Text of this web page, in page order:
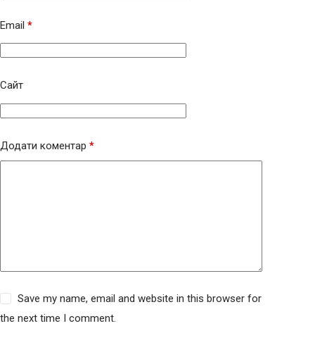
Email *
Сайт
Додати коментар *
Save my name, email and website in this browser for
the next time I comment.